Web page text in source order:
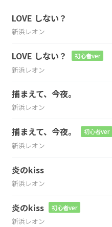
LOVE しない？
新浜レオン
LOVE しない？ 初心者ver
新浜レオン
捕まえて、今夜。
新浜レオン
捕まえて、今夜。 初心者ver
新浜レオン
炎のkiss
新浜レオン
炎のkiss 初心者ver
新浜レオン